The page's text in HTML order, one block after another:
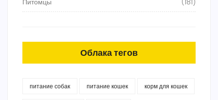
Питомцы (181)
Облака тегов
питание собак питание кошек корм для кошек